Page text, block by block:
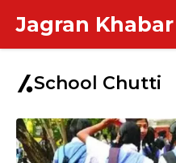
content
Jagran Khabar
School Chutti